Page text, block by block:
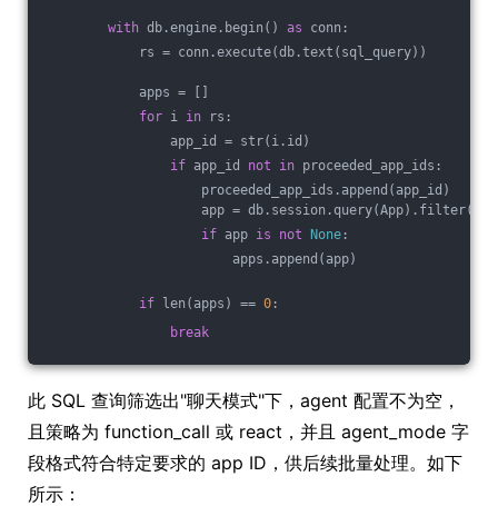
with db.engine.begin() as conn:
rs = conn.execute(db.text(sql_query))
apps = []
for i in rs:
app_id = str(i.id)
if app_id not in proceeded_app_ids:
proceeded_app_ids.append(app_id)
app = db.session.query(App).filter(App.id
if app is not None :
apps.append(app)
if len(apps) == 0 :
break
此 SQL 查询筛选出"聊天模式"下，agent 配置不为空，
且策略为 function_call 或 react，并且 agent_mode 字
段格式符合特定要求的 app ID，供后续批量处理。如下
所示：